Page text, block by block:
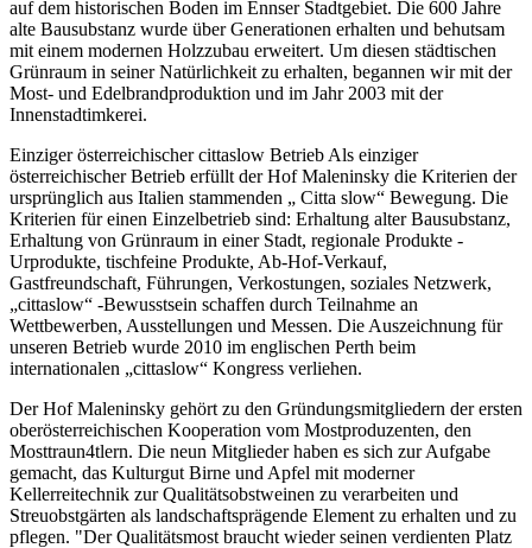
auf dem historischen Boden im Ennser Stadtgebiet. Die 600 Jahre
alte Bausubstanz wurde über Generationen erhalten und behutsam
mit einem modernen Holzzubau erweitert. Um diesen städtischen
Grünraum in seiner Natürlichkeit zu erhalten, begannen wir mit der
Most- und Edelbrandproduktion und im Jahr 2003 mit der
Innenstadtimkerei.
Einziger österreichischer cittaslow Betrieb Als einziger
österreichischer Betrieb erfüllt der Hof Maleninsky die Kriterien der
ursprünglich aus Italien stammenden „ Citta slow“ Bewegung. Die
Kriterien für einen Einzelbetrieb sind: Erhaltung alter Bausubstanz,
Erhaltung von Grünraum in einer Stadt, regionale Produkte -
Urprodukte, tischfeine Produkte, Ab-Hof-Verkauf,
Gastfreundschaft, Führungen, Verkostungen, soziales Netzwerk,
„cittaslow“ -Bewusstsein schaffen durch Teilnahme an
Wettbewerben, Ausstellungen und Messen. Die Auszeichnung für
unseren Betrieb wurde 2010 im englischen Perth beim
internationalen „cittaslow“ Kongress verliehen.
Der Hof Maleninsky gehört zu den Gründungsmitgliedern der ersten
oberösterreichischen Kooperation vom Mostproduzenten, den
Mosttraun4tlern. Die neun Mitglieder haben es sich zur Aufgabe
gemacht, das Kulturgut Birne und Apfel mit moderner
Kellerreitechnik zur Qualitätsobstweinen zu verarbeiten und
Streuobstgärten als landschaftsprägende Element zu erhalten und zu
pflegen. "Der Qualitätsmost braucht wieder seinen verdienten Platz